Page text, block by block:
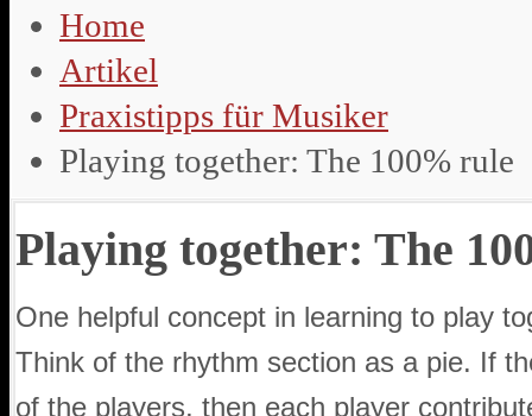
Home
Artikel
Praxistipps für Musiker
Playing together: The 100% rule
Playing together: The
One helpful concept in learning to play
Think of the rhythm section as a pie. If
of the players, then each player